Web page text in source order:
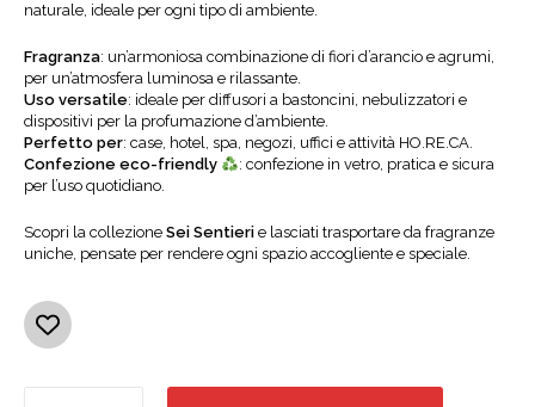
naturale, ideale per ogni tipo di ambiente.
Fragranza: un’armoniosa combinazione di fiori d’arancio e agrumi,
per un’atmosfera luminosa e rilassante.
Uso versatile: ideale per diffusori a bastoncini, nebulizzatori e
dispositivi per la profumazione d’ambiente.
Perfetto per: case, hotel, spa, negozi, uffici e attività HO.RE.CA.
Confezione eco-friendly
: confezione in vetro, pratica e sicura
per l’uso quotidiano.
Scopri la collezione Sei Sentieri e lasciati trasportare da fragranze
uniche, pensate per rendere ogni spazio accogliente e speciale.